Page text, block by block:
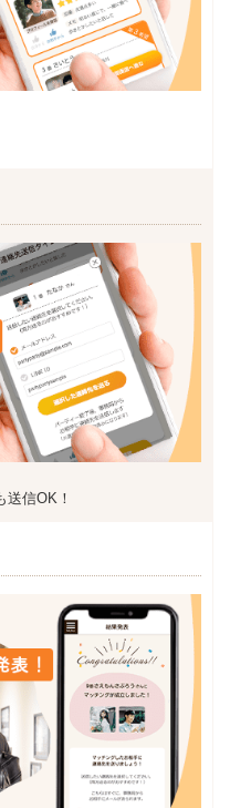
信OK！